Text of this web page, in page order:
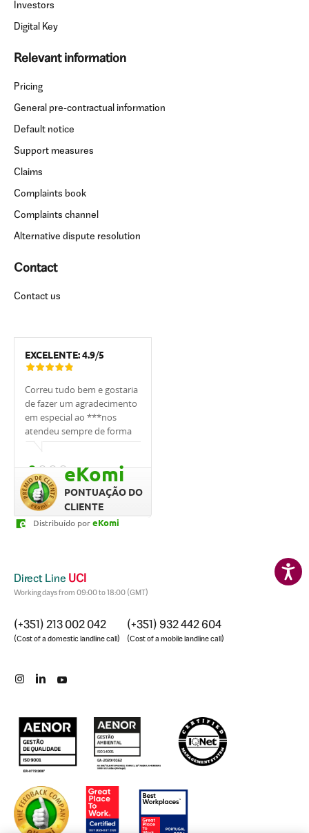
Investors
Digital Key
Relevant information
Pricing
General pre-contractual information
Default notice
Support measures
Claims
Complaints book
Complaints channel
Alternative dispute resolution
Contact
Contact us
EXCELENTE:4.9/5
Correu tudo bem e gostaria
de fazer um agradecimento
em especial ao ***nos
atendeu sempre de forma
graças a ele conseguimos o
empréstimo tão
rapidamente e compramos
eKomi
PONTUAÇÃO DO
CLIENTE
Distribuído por eKomi
Direct Line UCI
Working days from 09:00 to 18:00 (GMT)
(+351) 213 002 042
(Cost of a domestic landline call)
(+351) 932 442 604
(Cost of a mobile landline call)